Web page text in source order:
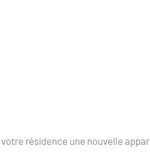
résidence une nouvelle